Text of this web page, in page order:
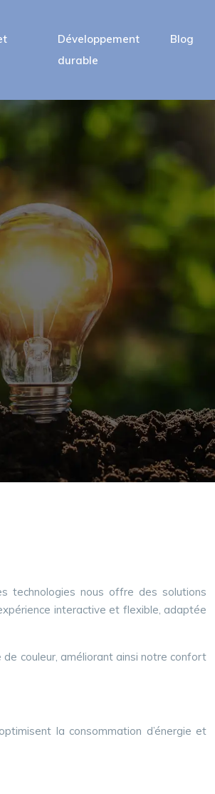
Développement
durable
Blog
technologies nous offre des solutions
interactive et flexible, adaptée
couleur, améliorant ainsi notre confort
la consommation d’énergie et